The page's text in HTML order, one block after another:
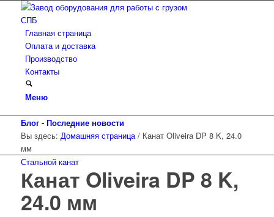
Главная страница
Оплата и доставка
Производство
Контакты
Меню
Блог - Последние новости
Вы здесь: Домашняя страница / Канат Oliveira DP 8 K, 24.0
мм
Стальной канат
Канат Oliveira DP 8 K,
24.0 мм